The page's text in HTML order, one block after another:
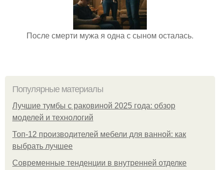
После смерти мужа я одна с сыном осталась.
Популярные материалы
Лучшие тумбы с раковиной 2025 года: обзор
моделей и технологий
Топ-12 производителей мебели для ванной: как
выбрать лучшее
Современные тенденции в внутренней отделке